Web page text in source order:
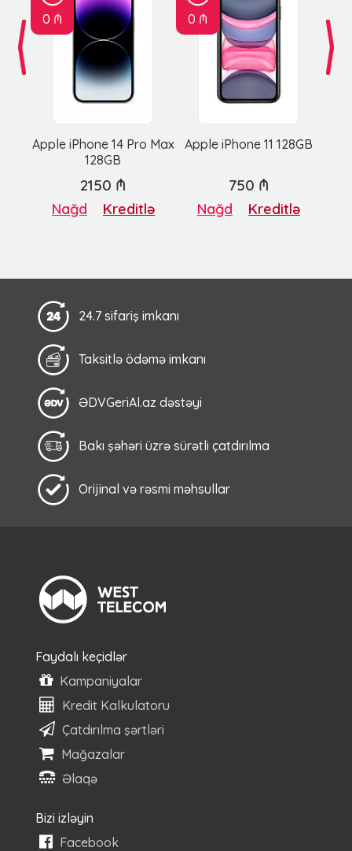
0 ₼
Apple iPhone 14 Pro Max
128GB
0 ₼
Apple iPhone 11 128GB
2150 ₼
Nağd Kreditlə
750 ₼
Nağd Kreditlə
24.7 sifariş imkanı
Taksitlə ödəmə imkanı
ƏDVGeriAl.az dəstəyi
Bakı şəhəri üzrə sürətli çatdırılma
Orijinal və rəsmi məhsullar
Faydalı keçidlər
Kampaniyalar
Kredit Kalkulatoru
Çatdırılma şərtləri
Mağazalar
Əlaqə
Bizi izləyin
Facebook